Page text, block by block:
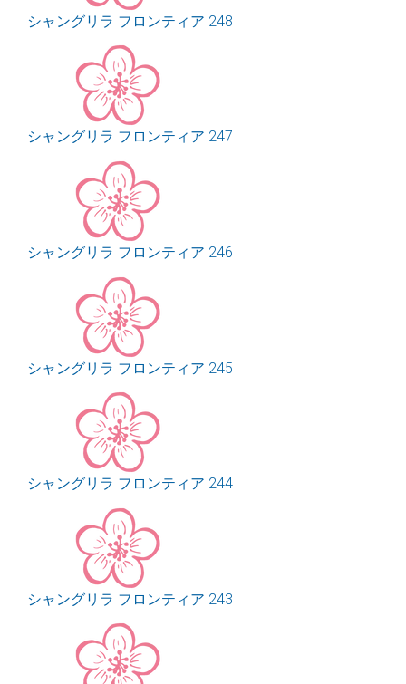
シャングリラ フロンティア 248
シャングリラ フロンティア 247
シャングリラ フロンティア 246
シャングリラ フロンティア 245
シャングリラ フロンティア 244
シャングリラ フロンティア 243